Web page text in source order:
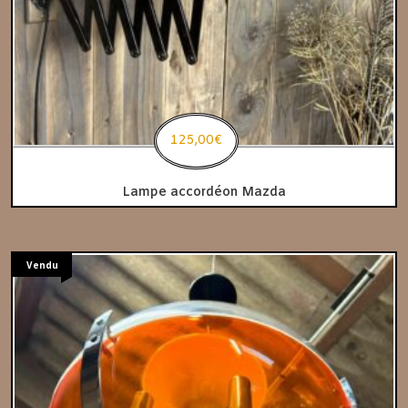
Lampe accordéon Mazda
125,00€
Vendu